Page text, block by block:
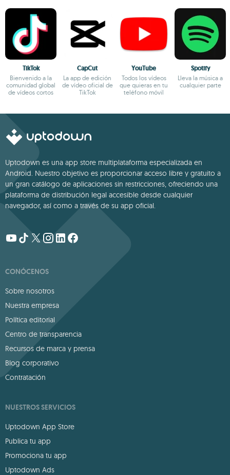
TikTok
Bienvenido a la
comunidad global
de vídeos cortos
CapCut
La app de edición
de vídeo oficial de
TikTok
YouTube
Todos los vídeos
que quieras en tu
teléfono móvil
Spotify
Lleva la música a
cualquier parte
Uptodown es una app store multiplataforma especializada en
Android. Nuestro objetivo es proporcionar acceso libre y gratuito a
un gran catálogo de aplicaciones sin restricciones, ofreciendo una
plataforma de distribución legal accesible desde cualquier
navegador, así como a través de su app oficial.
CONÓCENOS
Sobre nosotros
Nuestra empresa
Política editorial
Centro de transparencia
Recursos de marca y prensa
Blog corporativo
Contratación
NUESTROS SERVICIOS
Uptodown App Store
Publica tu app
Promociona tu app
Uptodown Ads